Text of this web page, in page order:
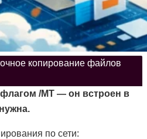
копирование файлов
/MT — он встроен в
по сети: